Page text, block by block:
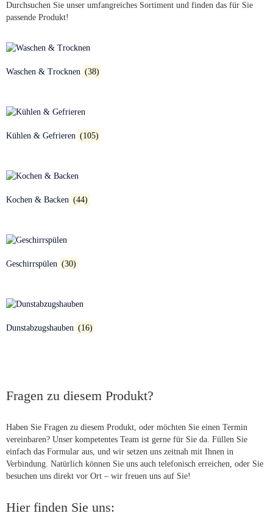
Durchsuchen Sie unser umfangreiches Sortiment und finden das für Sie
passende Produkt!
Waschen & Trocknen (38)
Kühlen & Gefrieren (105)
Kochen & Backen (44)
Geschirrspülen (30)
Dunstabzugshauben (16)
Fragen zu diesem Produkt?
Haben Sie Fragen zu diesem Produkt, oder möchten Sie einen Termin
vereinbaren? Unser kompetentes Team ist gerne für Sie da. Füllen Sie
einfach das Formular aus, und wir setzen uns zeitnah mit Ihnen in
Verbindung. Natürlich können Sie uns auch telefonisch erreichen, oder Sie
besuchen uns direkt vor Ort – wir freuen uns auf Sie!
Hier finden Sie uns: